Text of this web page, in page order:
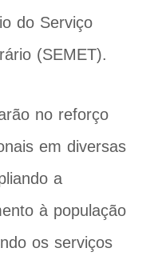
do Serviço
(SEMET).
no reforço
em diversas
a
à população
os serviços